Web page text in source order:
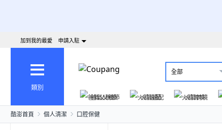
加到我的最愛 申請入駐
類別
全部
爸氣父親節 火箭速配 火箭跨境
酷澎首頁 個人清潔 口腔保健